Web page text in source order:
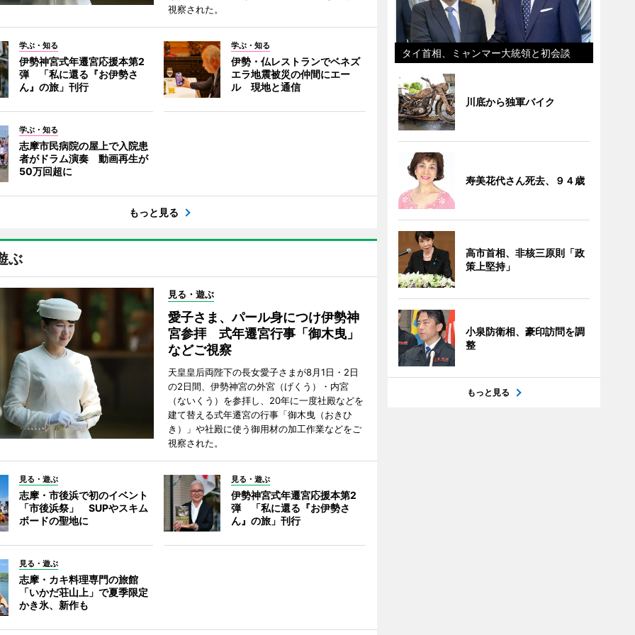
視察された。
学ぶ・知る
伊勢神宮式年遷宮応援本第2
弾 「私に還る『お伊勢さ
ん』の旅」刊行
学ぶ・知る
伊勢・仏レストランでベネズ
エラ地震被災の仲間にエー
ル 現地と通信
学ぶ・知る
志摩市民病院の屋上で入院患
者がドラム演奏 動画再生が
50万回超に
もっと見る
ぶ
見る・遊ぶ
愛子さま、パール身につけ伊勢神
宮参拝 式年遷宮行事「御木曳」
などご視察
天皇皇后両陛下の長女愛子さまが8月1日・2日
の2日間、伊勢神宮の外宮（げくう）・内宮
（ないくう）を参拝し、20年に一度社殿などを
建て替える式年遷宮の行事「御木曳（おきひ
き）」や社殿に使う御用材の加工作業などをご
視察された。
見る・遊ぶ
志摩・市後浜で初のイベント
「市後浜祭」 SUPやスキム
ボードの聖地に
見る・遊ぶ
伊勢神宮式年遷宮応援本第2
弾 「私に還る『お伊勢さ
ん』の旅」刊行
見る・遊ぶ
志摩・カキ料理専門の旅館
「いかだ荘山上」で夏季限定
かき氷、新作も
タイ首相、ミャンマー大統領と初会談
川底から独軍バイク
寿美花代さん死去、９４歳
高市首相、非核三原則「政
策上堅持」
小泉防衛相、豪印訪問を調
整
もっと見る